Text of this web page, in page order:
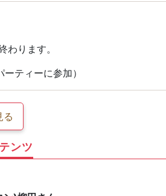
ります。
ティーに参加）
る
ンツ